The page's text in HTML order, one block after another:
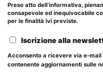
Preso atto dell’informativa,
consapevole ed inequivocabile
per le finalità ivi previste.
Iscrizione alla
Acconsento a ricevere via e-
contenente aggiornamenti sulle